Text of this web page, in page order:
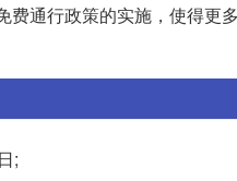
通行政策的实施，使得更
;